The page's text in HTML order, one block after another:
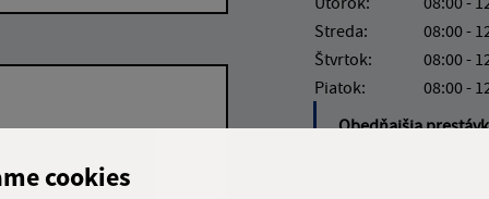
cookies
Streda:
08:00 -
Štvrtok:
08:00 -
Piatok:
08:00 -
Obedňajšia